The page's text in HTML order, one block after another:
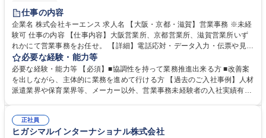
土日祝休み
仕事の内容
企業名 株式会社キーエンス 求人名 【大阪・京都・滋賀】営業事務 ※未経
験可 仕事の内容 【仕事内容】大阪営業所、京都営業所、滋賀営業所いず
れかにて営業事務をお任せ。 【詳細】電話応対・データ入力・伝票や見積
の作成・カタログ送付・来客対応・営業所内で発生する事務業務や業務改
善をお任せ。 【教育制度】ご入社後、育成担当とペアになりながらOJTに
て業務を覚えていただくことが可能です。業務システムがきちんと構築さ
れているため、スムーズに仕事に慣れることができる環境です。また、
募集職種 【大阪・京都・滋賀】営業事務 ※未経験可
必要な経験・能力等
必要な経験・能力等 【必須】■協調性を持って業務推進出来る方 ■改善案
を出しながら、主体的に業務を進めて行ける方 【過去のご入社事例】人材
派遣業界や保育業界等、メーカー以外、営業事務未経験者の入社実績有
えて、お客様や社員の状況に合わせ、能動的なサポート、改善の動きも期
待され。組織を支えるスペシャリストとして、チームに貢献し、結果的に
正社員
ヒガシマルインターナショナル株式会社